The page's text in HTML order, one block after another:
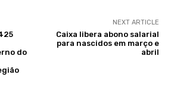
do
NEXT ARTICLE
Caixa libera abono salarial
para nascidos em março e
abril